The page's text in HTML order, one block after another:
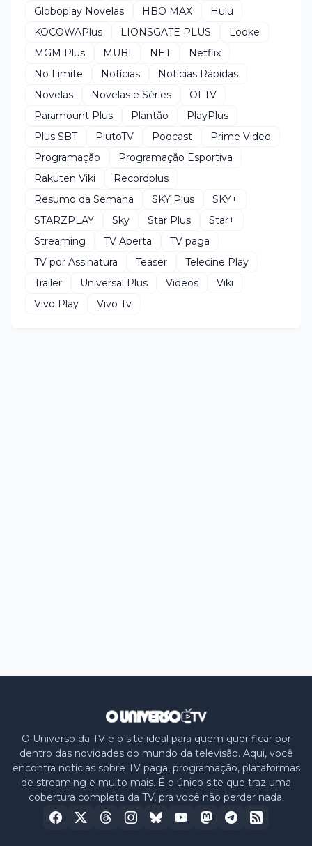
Globoplay Novelas
HBO MAX
Hulu
KOCOWAPlus
LIONSGATE PLUS
Looke
MGM Plus
MUBI NET
Netflix
No Limite
Notícias
Notícias Rápidas
Novelas
Novelas e Séries
OI TV
Paramount Plus
Plantão
PlayPlus
Plus SBT
PlutoTV Podcast
Prime Video
Programação
Programação Esportiva
Rakuten Viki
Recordplus
Resumo da Semana
SKY Plus
SKY+
STARZPLAY
Sky Star Plus
Star+
Streaming
TV Aberta
TV paga
TV por Assinatura
Teaser
Telecine Play
Trailer
Universal Plus Videos
Viki
Vivo Play
Vivo Tv
O Universo da TV é o site ideal para quem quer ficar por
dentro das novidades do mundo da televisão. Aqui, você
encontra notícias sobre TV paga, programação, plataformas
de streaming e muito mais. É o único site que traz uma
cobertura completa da TV, pra você não perder nada.